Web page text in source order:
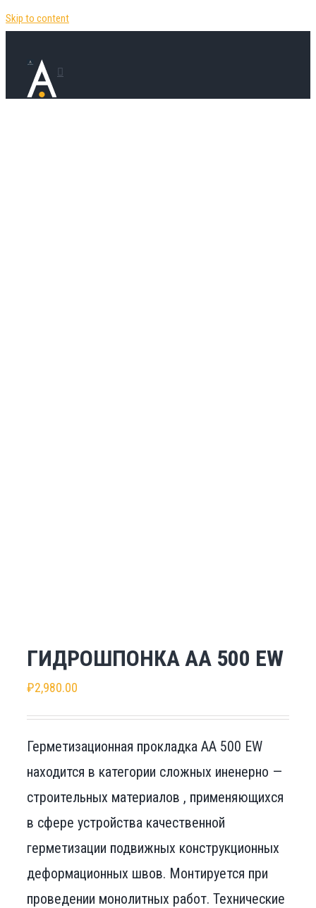
Skip to content
ГИДРОШПОНКА АА 500 EW
₽2,980.00
Герметизационная прокладка АА 500 EW
находится в категории сложных иненерно —
строительных материалов , применяющихся
в сфере устройства качественной
герметизации подвижных конструкционных
деформационных швов. Монтируется при
проведении монолитных работ. Технические